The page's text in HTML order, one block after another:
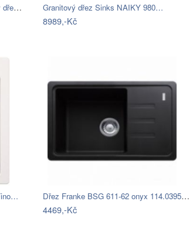
BLANCO GmbH + Co KG Granitový dřez… Granitový dřez Sinks NAIKY 980…
8989,-Kč
Dřez Franke BSG 611-62 onyx 114.0395.129
4469,-Kč